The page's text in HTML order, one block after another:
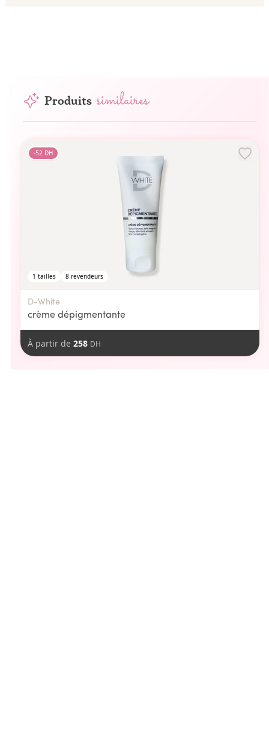
Produits similaires
-52 DH
1 tailles 8revendeurs
D-White
crème dépigmentante
À partir de 258 DH